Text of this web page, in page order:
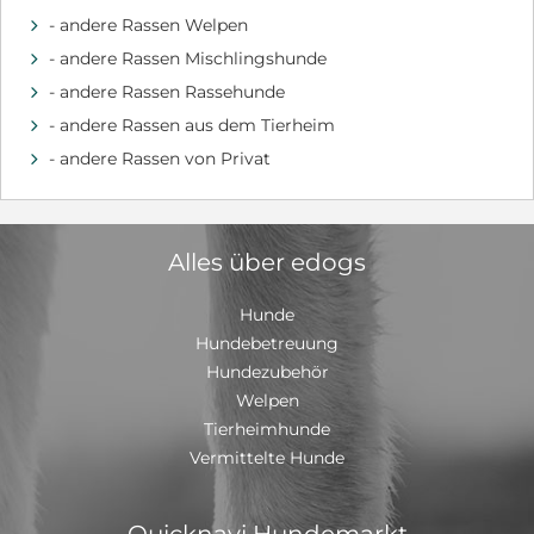
wieder noch - die gängigen Kommandos hat sie drauf -
auf andere Hunde, sie ist ruhig und neugierig Wir
freuen uns über Interessenten, gemeinsame
d - andere Rassen Welpen
d - andere Rassen Mischlingshunde
d - andere Rassen Rassehunde
d - andere Rassen aus dem Tierheim
d - andere Rassen von Privat
Alles über edogs
Hunde
Hundebetreuung
Hundezubehör
Welpen
Tierheimhunde
Vermittelte Hunde